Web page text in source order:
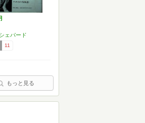
ェパード
11
もっと見る